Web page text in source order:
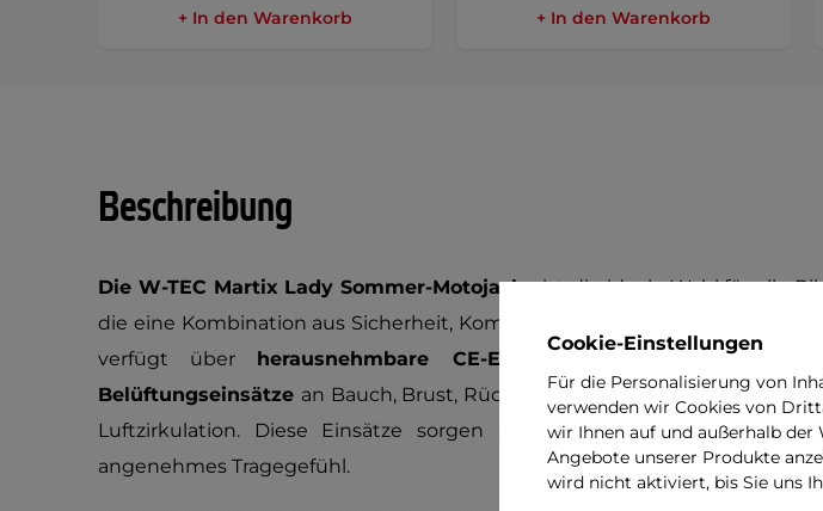
+ In den Warenkorb + In den Warenkorb
Beschreibung
Die W-TEC Martix Lady Sommer-Motojackeist die ideale Wahl für alle
die eine Kombination aus Sicherheit, Komfort und Funktionalität suchen.
verfügt über herausnehmbare CE-Ellbogen- und Schulterpolster
Belüftungseinsätze an Bauch, Brust, Rücken und Ärmeln sorgen für eine
Luftzirkulation. Diese Einsätze sorgen auch an heißen
angenehmes Tragegefühl.
Cookie-Einstellungen
Für die Personalisierung von
verwenden wir Cookies von
wir Ihnen auf und außerhalb der
Angebote unserer Produkte
wird nicht aktiviert, bis Sie uns